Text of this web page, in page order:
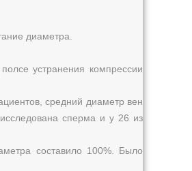
диаметра.
устранения компрессии
средний диаметр вен
сперма и у 26 из
составило 100%. Было